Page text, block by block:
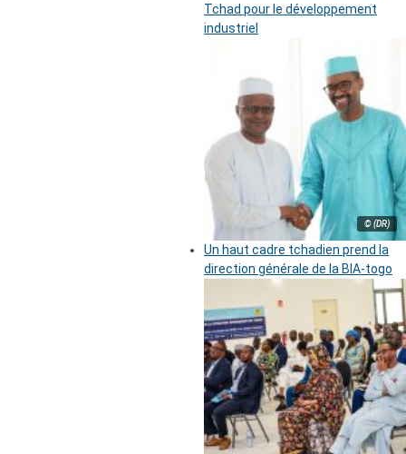
Tchad pour le développement
industriel
© (DR)
Un haut cadre tchadien prend la
direction générale de la BIA-togo